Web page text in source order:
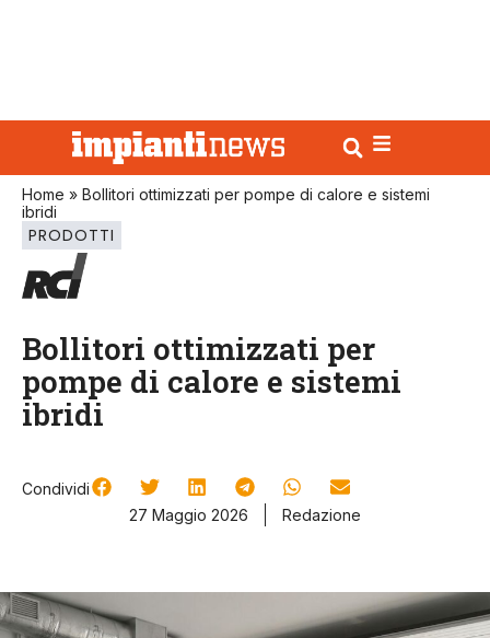
Home » Bollitori ottimizzati per pompe di calore e sistemi
ibridi
PRODOTTI
Bollitori ottimizzati per
pompe di calore e sistemi
ibridi
Condividi
27 Maggio 2026
Redazione